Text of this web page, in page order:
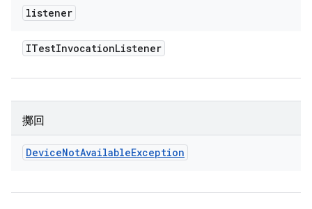
listener
ITestInvocationListener
擲回
DeviceNotAvailableException